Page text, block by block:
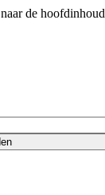
de hoofdinhoud